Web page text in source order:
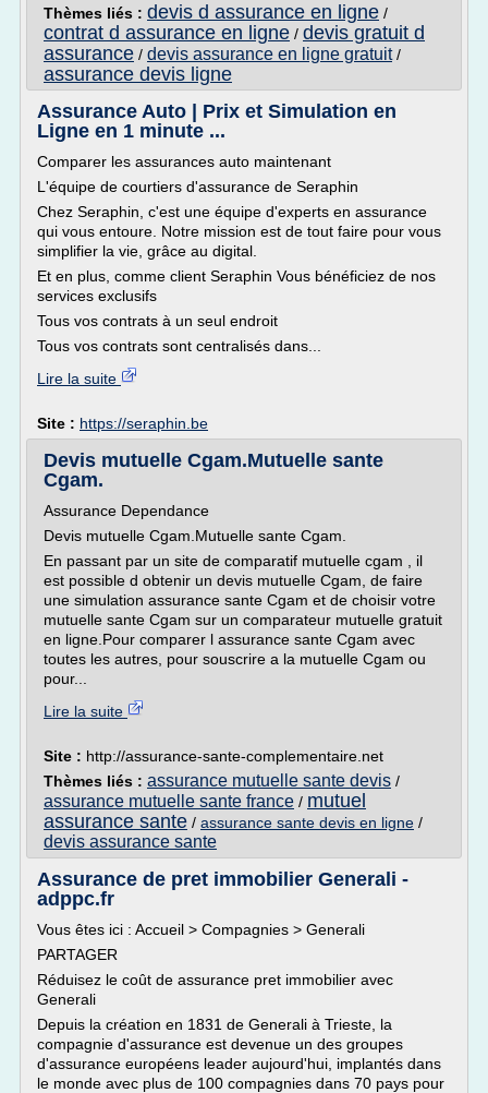
Thèmes liés : devis d assurance en ligne /
contrat d assurance en ligne / devis gratuit d
assurance / devis assurance en ligne gratuit/
assurance devis ligne
Assurance Auto | Prix et Simulation en
Ligne en 1 minute ...
Comparer les assurances auto maintenant
L'équipe de courtiers d'assurance de Seraphin
Chez Seraphin, c'est une équipe d'experts en assurance
qui vous entoure. Notre mission est de tout faire pour vous
simplifier la vie, grâce au digital.
Et en plus, comme client Seraphin Vous bénéficiez de nos
services exclusifs
Tous vos contrats à un seul endroit
Tous vos contrats sont centralisés dans...
Lire la suite
Site : https://seraphin.be
Devis mutuelle Cgam.Mutuelle sante
Cgam.
Assurance Dependance
Devis mutuelle Cgam.Mutuelle sante Cgam.
En passant par un site de comparatif mutuelle cgam , il
est possible d obtenir un devis mutuelle Cgam, de faire
une simulation assurance sante Cgam et de choisir votre
mutuelle sante Cgam sur un comparateur mutuelle gratuit
en ligne.Pour comparer l assurance sante Cgam avec
toutes les autres, pour souscrire a la mutuelle Cgam ou
pour...
Lire la suite
Site : http://assurance-sante-complementaire.net
Thèmes liés : assurance mutuelle sante devis /
assurance mutuelle sante france / mutuel
assurance sante / assurance sante devis en ligne /
devis assurance sante
Assurance de pret immobilier Generali -
adppc.fr
Vous êtes ici : Accueil > Compagnies > Generali
PARTAGER
Réduisez le coût de assurance pret immobilier avec
Generali
Depuis la création en 1831 de Generali à Trieste, la
compagnie d'assurance est devenue un des groupes
d'assurance européens leader aujourd'hui, implantés dans
le monde avec plus de 100 compagnies dans 70 pays pour